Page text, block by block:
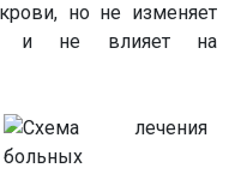
но не изменяет
и не влияет на